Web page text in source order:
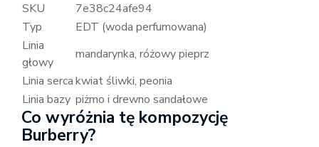
SKU
7e38c24afe94
Typ
EDT (woda perfumowana)
Linia
głowy
mandarynka, różowy pieprz
Linia sercakwiat śliwki, peonia
Linia bazy piżmo i drewno sandałowe
Co wyróżnia tę kompozycję
Burberry?